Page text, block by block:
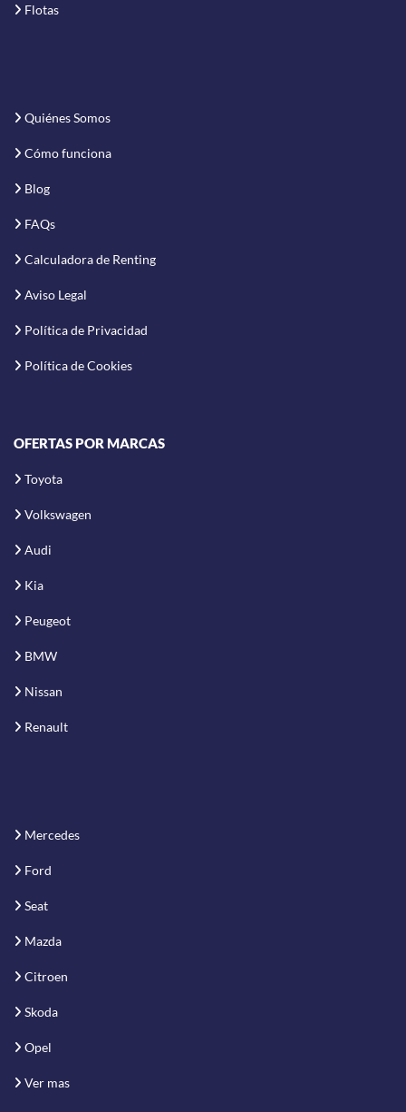
Flotas
Quiénes Somos
Cómo funciona
Blog
FAQs
Calculadora de Renting
Aviso Legal
Política de Privacidad
Política de Cookies
OFERTAS POR MARCAS
Toyota
Volkswagen
Audi
Kia
Peugeot
BMW
Nissan
Renault
Mercedes
Ford
Seat
Mazda
Citroen
Skoda
Opel
Ver mas